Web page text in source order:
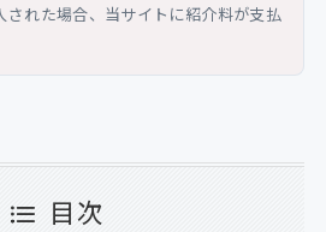
された場合、当サイトに紹介料が支払
目次